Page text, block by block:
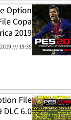
Option
Copa
2019
19:35
File
DLC 6.0